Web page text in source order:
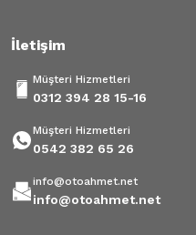
İletişim
Müşteri Hizmetleri
0312 394 28 15-16
Müşteri Hizmetleri
0542 382 65 26
info@otoahmet.net
info@otoahmet.net